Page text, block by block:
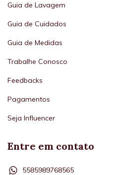
Guia de Lavagem
Guia de Cuidados
Guia de Medidas
Trabalhe Conosco
Feedbacks
Pagamentos
Seja Influencer
Entre em contato
5585989768565